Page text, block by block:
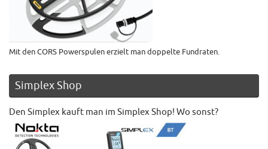
Mit den CORS Powerspulen erzielt man doppelte Fundraten.
Simplex Shop
Den Simplex kauft man im Simplex Shop! Wo sonst?